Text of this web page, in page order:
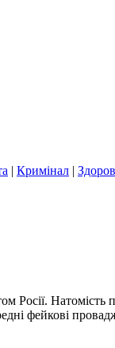
| Кримінал |
Росії.
фейкові